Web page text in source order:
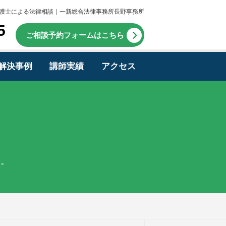
士による法律相談｜一新総合法律事務所長野事務所
ご相談予約フォームはこちら
決事例 講師実績 アクセス